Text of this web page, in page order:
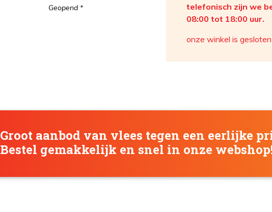
Geopend *
telefonisch zijn we
08:00 tot 18:00 uur.
onze winkel is
Groot aanbod van vlees tegen een eerlijke
Bestel gemakkelijk en snel in onze